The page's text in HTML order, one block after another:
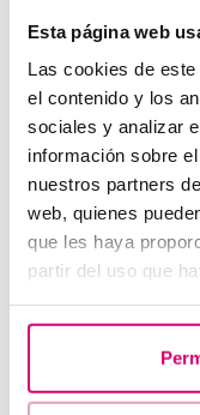
Esta página web
Las cookies de
el contenido y los
sociales y analizar
información sobre
nuestros partners
web, quienes
que les haya
partir del uso que
Què s’ha de fer si
test d’embaràs